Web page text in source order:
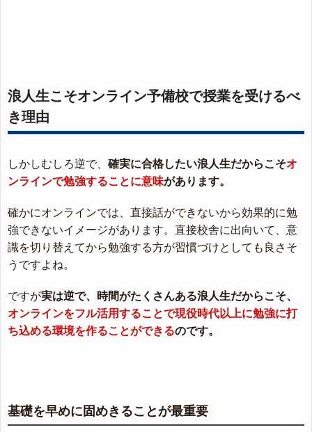
浪人生こそオンライン予備校で授業を受けるべ
き理由
しかしむしろ逆で、 確実に合格したい浪人生だからこそオ
ンラインで勉強することに意味があります。
確かにオンラインでは、直接話ができないから効果的に勉
強できないイメージがあります。直接校舎に出向いて、意
識を切り替えてから勉強する方が習慣づけとしても良さそ
うですよね。
ですが実は逆で、時間がたくさんある浪人生だからこそ、
オンラインをフル活用することで現役時代以上に勉強に打
ち込める環境を作ることができるのです。
基礎を早めに固めきることが最重要